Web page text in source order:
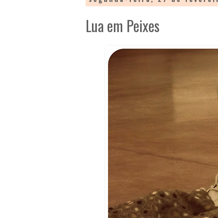
Lua em Peixes